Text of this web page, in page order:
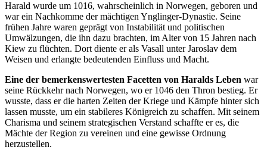
Harald wurde um⁣ 1016, wahrscheinlich in Norwegen, geboren und
war ein Nachkomme der mächtigen Ynglinger-Dynastie. Seine
frühen ​Jahre waren geprägt von Instabilität und politischen
Umwälzungen, die ihn dazu brachten, im Alter von 15 Jahren nach
Kiew zu flüchten. Dort diente er als Vasall unter Jaroslav dem
Weisen und erlangte bedeutenden Einfluss und Macht.
Eine der bemerkenswertesten ‍Facetten von Haralds Leben war
seine Rückkehr nach Norwegen, ⁤wo er ​1046 den Thron bestieg. Er
wusste, dass er die harten Zeiten der Kriege und Kämpfe hinter sich
lassen musste, um ein stabileres Königreich zu schaffen. Mit seinem
Charisma und seinem strategischen Verstand schaffte er es, die⁤
Mächte der Region‍ zu ‍vereinen und eine gewisse Ordnung
herzustellen.